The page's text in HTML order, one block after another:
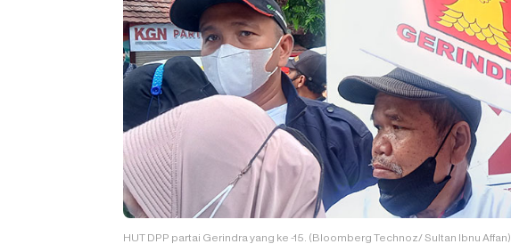
HUT DPP partai Gerindra yang ke -15. (Bloomberg Technoz/ Sultan Ibnu Affan)